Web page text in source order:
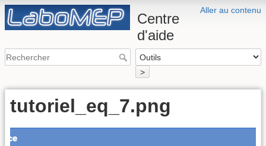
Aller au contenu
Centre
d'aide
>
tutoriel_eq_7.png